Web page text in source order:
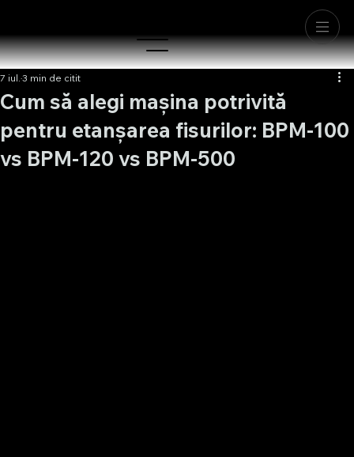
Cum să alegi mașina potrivită
pentru etanșarea fisurilor: BPM-100
vs BPM-120 vs BPM-500
7 iul. 3 min de citit